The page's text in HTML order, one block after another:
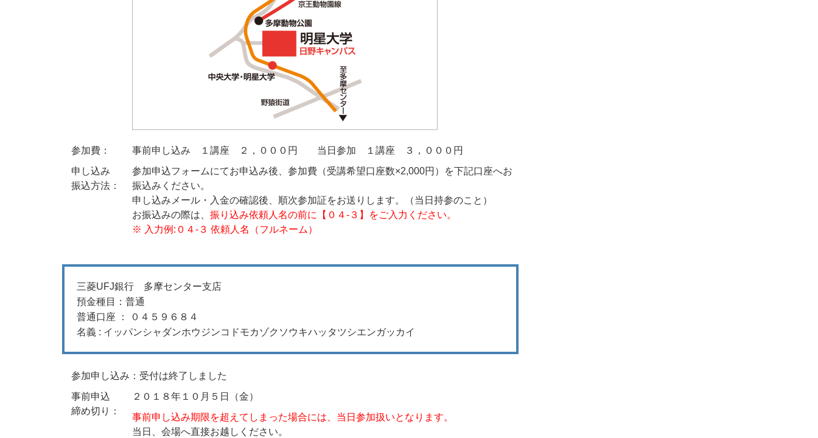
参加費：
事前申し込み １講座 ２，０００円 当日参加 １講座 ３，０００円
申し込み
振込方法：
参加申込フォームにてお申込み後、参加費（受講希望口座数×2,000円）を下記口座へお
振込みください。
申し込みメール・入金の確認後、順次参加証をお送りします。（当日持参のこと）
お振込みの際は、 振り込み依頼人名の前に【０４-３】をご入力ください。
※ 入力例:０４-３ 依頼人名（フルネーム）
三菱UFJ銀行 多摩センター支店
預金種目：普通
普通口座 ： ０４５９６８４
名義 : イッパンシャダンホウジンコドモカゾクソウキハッタツシエンガッカイ
参加申し込み：受付は終了しました
事前申込
締め切り：
２０１８年１０月５日（金）
事前申し込み期限を超えてしまった場合には、当日参加扱いとなります。
当日、会場へ直接お越しください。